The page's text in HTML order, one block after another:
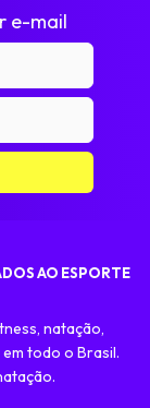
e-mail
AO ESPORTE
natação,
todo o Brasil.